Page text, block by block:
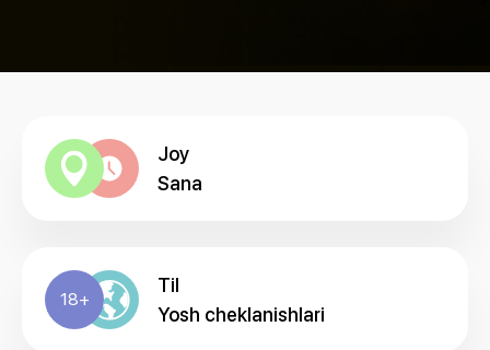
Joy
Sana
18+
Til
Yosh cheklanishlari